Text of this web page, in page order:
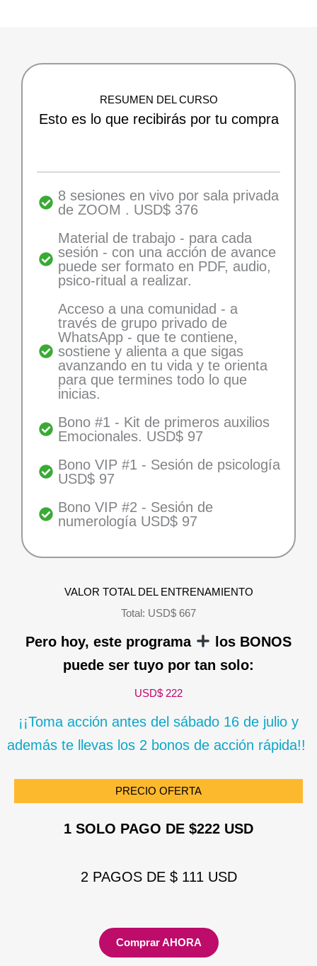
RESUMEN DEL CURSO
Esto es lo que recibirás por tu compra
8 sesiones en vivo por sala privada
de ZOOM . USD$ 376
Material de trabajo - para cada
sesión - con una acción de avance
puede ser formato en PDF, audio,
psico-ritual a realizar.
Acceso a una comunidad - a
través de grupo privado de
WhatsApp - que te contiene,
sostiene y alienta a que sigas
avanzando en tu vida y te orienta
para que termines todo lo que
inicias.
Bono #1 - Kit de primeros auxilios
Emocionales. USD$ 97
Bono VIP #1 - Sesión de psicología
USD$ 97
Bono VIP #2 - Sesión de
numerología USD$ 97
VALOR TOTAL DEL ENTRENAMIENTO
Total: USD$ 667
Pero hoy, este programa
los BONOS
puede ser tuyo por tan solo:
USD$ 222
¡¡Toma acción antes del sábado 16 de julio y
además te llevas los 2 bonos de acción rápida!!
PRECIO OFERTA
1 SOLO PAGO DE $222 USD
2 PAGOS DE $ 111 USD
Comprar AHORA